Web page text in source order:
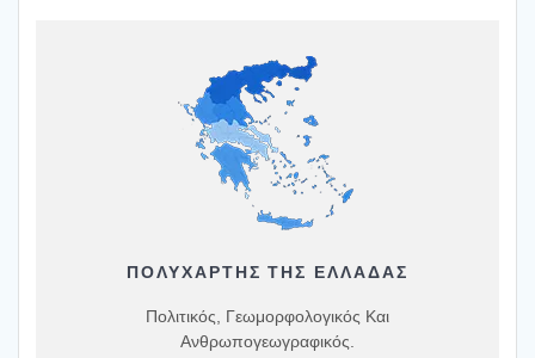
ΠΟΛΥΧΆΡΤΗΣ ΤΗΣ ΕΛΛΆΔΑΣ
Πολιτικός, Γεωμορφολογικός Και
Ανθρωπογεωγραφικός.